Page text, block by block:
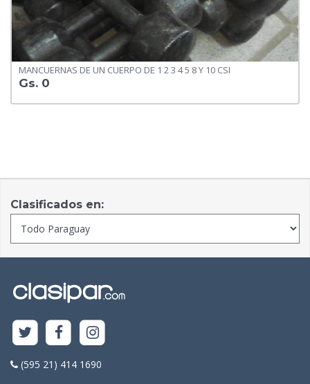
MANCUERNAS DE UN CUERPO DE 1 2 3 4 5 8 Y 10 CSI
Gs. 0
Clasificados en:
(595 21) 414 1690